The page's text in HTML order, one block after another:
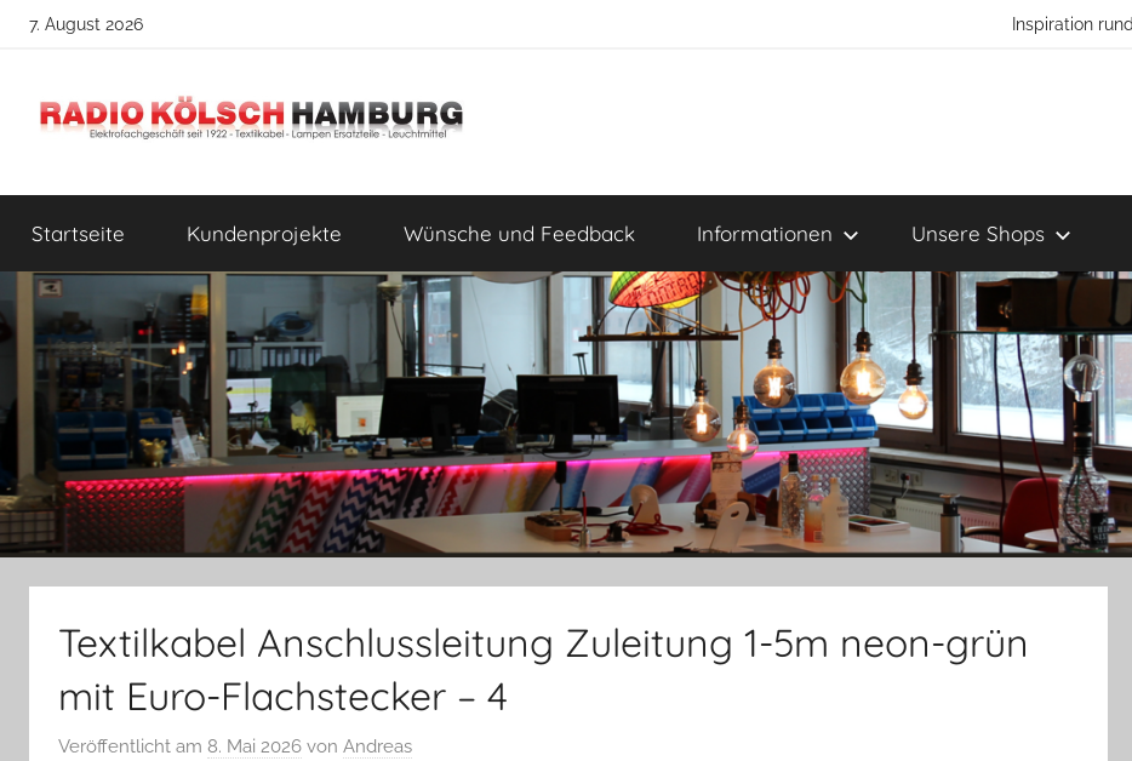
Zum7. August 2026 Inspiration
Radio
Kölsch
Hamburg
Lampenbau
Tipps
Startseite Kundenprojekte Wünsche und Feedback Informationen Unsere Shops
Textilkabel Anschlussleitung Zuleitung 1-5m neon-grün
mit Euro-Flachstecker – 4
Veröffentlicht am 8. Mai 2026 von Andreas